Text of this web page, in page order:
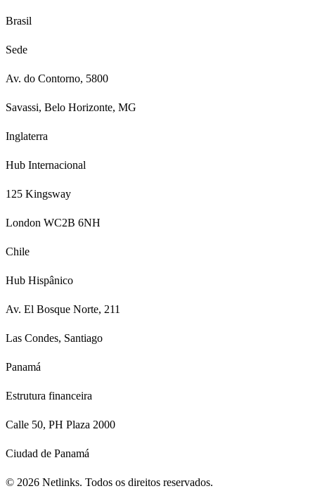
Brasil
Sede
Av. do Contorno, 5800
Savassi, Belo Horizonte, MG
Inglaterra
Hub Internacional
125 Kingsway
London WC2B 6NH
Chile
Hub Hispânico
Av. El Bosque Norte, 211
Las Condes, Santiago
Panamá
Estrutura financeira
Calle 50, PH Plaza 2000
Ciudad de Panamá
© 2026 Netlinks. Todos os direitos reservados.